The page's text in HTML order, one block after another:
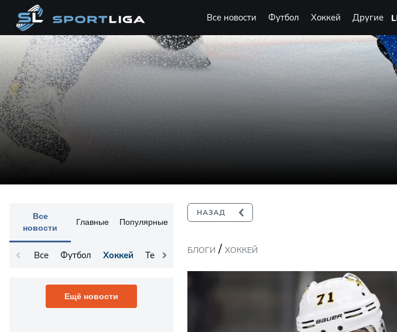
Все новости Футбол Хоккей Другие
Все
новости
Главные Популярные
Все Футбол Хоккей Теннис Остальное
Ещё новости
БЛОГИ / ХОККЕЙ